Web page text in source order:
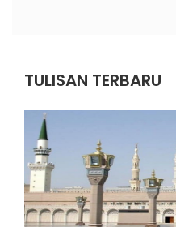
TULISAN TERBARU